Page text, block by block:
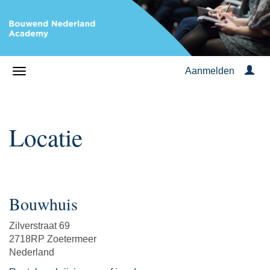
Aanmelden
Locatie
Bouwhuis
Zilverstraat 69
2718RP Zoetermeer
Nederland